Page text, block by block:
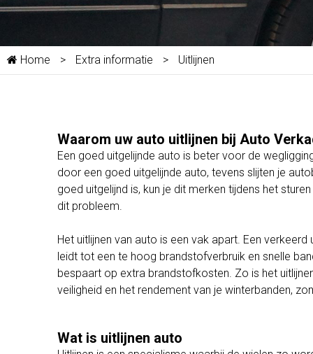
Home > Extra informatie > Uitlijnen
Waarom uw auto uitlijnen bij Auto
Een goed uitgelijnde auto is beter voor de
door een goed uitgelijnde auto, tevens slijten je
goed uitgelijnd is, kun je dit merken tijdens het
dit probleem.
Het uitlijnen van auto is een vak apart. Een
leidt tot een te hoog brandstofverbruik en snelle
bespaart op extra brandstofkosten. Zo is het
veiligheid en het rendement van je winterbanden,
Wat is uitlijnen auto